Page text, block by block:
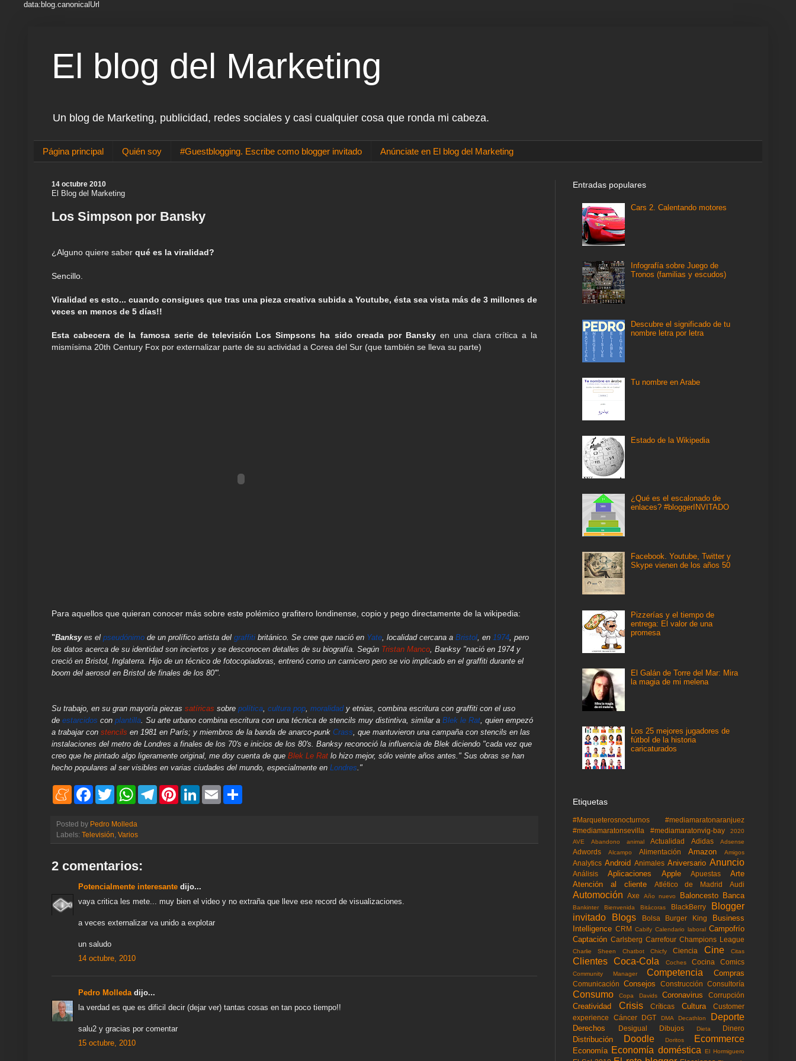
data:blog.canonicalUrl
El blog del Marketing
Un blog de Marketing, publicidad, redes sociales y casi cualquier cosa que ronda mi cabeza.
Página principal Quién soy #Guestblogging. Escribe como blogger invitado Anúnciate en El blog del Marketing
14 octubre 2010
El Blog del Marketing
Los Simpson por Bansky
¿Alguno quiere saber qué es la viralidad?
Sencillo.
Viralidad es esto... cuando consigues que tras una pieza creativa subida a Youtube, ésta sea vista más de 3 millones de
veces en menos de 5 días!!
Esta cabecera de la famosa serie de televisión Los Simpsons ha sido creada por Bansky en una clara crítica a la
mismísima 20th Century Fox por externalizar parte de su actividad a Corea del Sur (que también se lleva su parte)
Para aquellos que quieran conocer más sobre este polémico grafitero londinense, copio y pego directamente de la wikipedia:
"Banksyes el pseudónimo de un prolífico artista del graffiti británico. Se cree que nació en Yate, localidad cercana a Bristol, en 1974, pero
los datos acerca de su identidad son inciertos y se desconocen detalles de su biografía. Según Tristan Manco, Banksy "nació en 1974 y
creció en Bristol, Inglaterra. Hijo de un técnico de fotocopiadoras, entrenó como un carnicero pero se vio implicado en el graffiti durante el
boom del aerosol en Bristol de finales de los 80'".
Su trabajo, en su gran mayoría piezas satíricas sobre política, cultura pop, moralidady etnias, combina escritura con graffiti con el uso
de estarcidos con plantilla. Su arte urbano combina escritura con una técnica de stencils muy distintiva, similar a Blek le Rat, quien empezó
a trabajar con stencils en 1981 en París; y miembros de la banda de anarco-punk Crass, que mantuvieron una campaña con stencils en las
instalaciones del metro de Londres a finales de los 70's e inicios de los 80's. Banksy reconoció la influencia de Blek diciendo "cada vez que
creo que he pintado algo ligeramente original, me doy cuenta de que Blek Le Rat lo hizo mejor, sólo veinte años antes." Sus obras se han
hecho populares al ser visibles en varias ciudades del mundo, especialmente en Londres."
M
a
m
e
F
b
o
o
T
w
t
e
r
W
s
A
p
T
a
P
e
L
I
E
Posted by Pedro Molleda
Labels: Televisión Varios
2 comentarios:
Potencialmente interesante dijo...
vaya critica les mete... muy bien el video y no extraña que lleve ese record de visualizaciones.
a veces externalizar va unido a explotar
un saludo
14 octubre, 2010
Pedro Molledadijo...
la verdad es que es dificil decir (dejar ver) tantas cosas en tan poco tiempo!!
salu2 y gracias por comentar
15 octubre, 2010
Entradas populares
Cars 2. Calentando motores
Infografía sobre Juego de
Tronos (familias y escudos)
Descubre el significado de tu
nombre letra por letra
Tu nombre en Arabe
Estado de la Wikipedia
¿Qué es el escalonado de
enlaces? #bloggerINVITADO
Facebook. Youtube, Twitter y
Skype vienen de los años 50
Pizzerías y el tiempo de
entrega: El valor de una
promesa
El Galán de Torre del Mar: Mira
la magia de mi melena
Los 25 mejores jugadores de
fútbol de la historia
caricaturados
Etiquetas
#Marqueterosnocturnos
#mediamaratonaranjuez
#mediamaratonsevilla
#mediamaratonvig-bay
2020
AVE
Abandono animal Actualidad Adidas Adsense
Adwords Alcampo Alimentación Amazon Amigos
Analytics Android Animales Aniversario Anuncio
Análisis Aplicaciones Apple Apuestas
Arte
Atención al cliente
Atlético de Madrid Audi
Automoción Axe Año nuevo Baloncesto Banca
Bankinter Bienvenida Bitácoras BlackBerry
Blogger
invitado
Blogs Bolsa Burger King
Business
Intelligence CRM Cabify Calendario laboral Campofrío
Captación Carlsberg Carrefour Champions League
Charlie Sheen Chatbot Chicfy Ciencia Cine Citas
Clientes Coca-Cola Coches Cocina Comics
Community Manager Competencia Compras
Comunicación Consejos Construcción Consultoría
Consumo Copa Davids Coronavirus Corrupción
Creatividad Crisis Críticas Cultura
Customer
experience
Cáncer DGT DMA Decathlon Deporte
Derechos Desigual Dibujos Dieta Dinero
Distribución Doodle Doritos Ecommerce
Economía Economía doméstica El Hormiguero